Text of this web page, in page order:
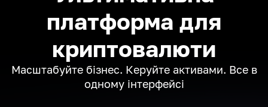
платформа для
криптовалюти
Масштабуйте бізнес. Керуйте активами. Все в
одному інтерфейсі